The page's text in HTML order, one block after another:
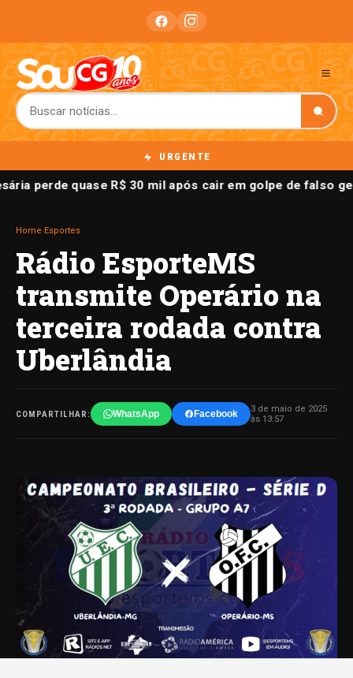
URGENTE
perde quase R$ 30 mil após cair em golpe de falso
Home Esportes
Rádio EsporteMS
transmite Operário na
terceira rodada contra
Uberlândia
COMPARTILHAR: WhatsApp Facebook
3 de maio de 2025
às 13:57